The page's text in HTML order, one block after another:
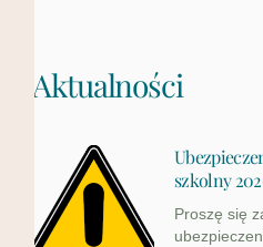
Aktualności
szkolny
Proszę się